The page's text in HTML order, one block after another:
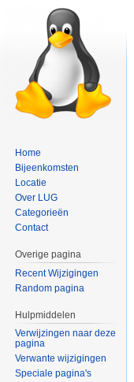
Home
Bijeenkomsten
Locatie
Over LUG
Categorieën
Contact
Overige pagina
Recent Wijzigingen
Random pagina
Hulpmiddelen
Verwijzingen naar deze
pagina
Verwante wijzigingen
Speciale pagina's